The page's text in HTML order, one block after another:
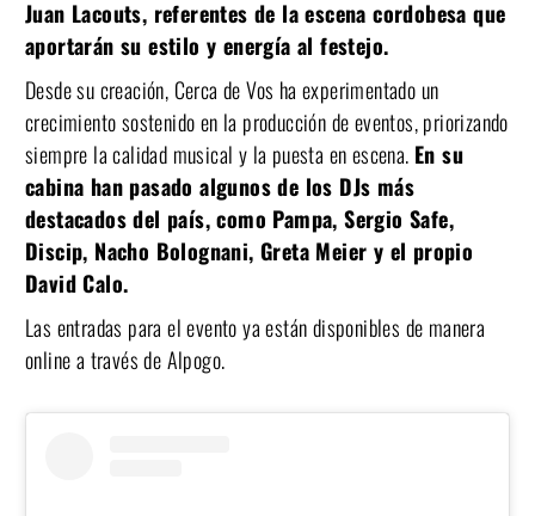
Juan Lacouts, referentes de la escena cordobesa que
aportarán su estilo y energía al festejo.
Desde su creación, Cerca de Vos ha experimentado un
crecimiento sostenido en la producción de eventos, priorizando
siempre la calidad musical y la puesta en escena. En su
cabina han pasado algunos de los DJs más
destacados del país, como Pampa, Sergio Safe,
Discip, Nacho Bolognani, Greta Meier y el propio
David Calo.
Las entradas para el evento ya están disponibles de manera
online a través de Alpogo.